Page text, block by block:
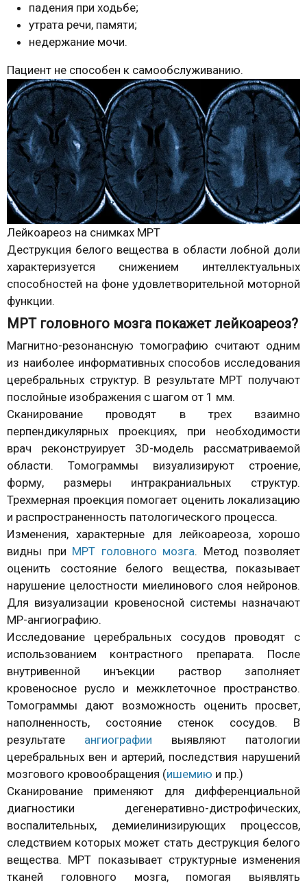
падения при ходьбе;
утрата речи, памяти;
недержание мочи.
Пациент не способен к самообслуживанию.
Лейкоареоз на снимках МРТ
Деструкция белого вещества в области лобной доли
характеризуется снижением интеллектуальных
способностей на фоне удовлетворительной моторной
функции.
МРТ головного мозга покажет лейкоареоз?
Магнитно-резонансную томографию считают одним
из наиболее информативных способов исследования
церебральных структур. В результате МРТ получают
послойные изображения с шагом от 1 мм.
Сканирование проводят в трех взаимно
перпендикулярных проекциях, при необходимости
врач реконструирует 3D-модель рассматриваемой
области. Томограммы визуализируют строение,
форму, размеры интракраниальных структур.
Трехмерная проекция помогает оценить локализацию
и распространенность патологического процесса.
Изменения, характерные для лейкоареоза, хорошо
видны при МРТ головного мозга. Метод позволяет
оценить состояние белого вещества, показывает
нарушение целостности миелинового слоя нейронов.
Для визуализации кровеносной системы назначают
МР-ангиографию.
Исследование церебральных сосудов проводят с
использованием контрастного препарата. После
внутривенной инъекции раствор заполняет
кровеносное русло и межклеточное пространство.
Томограммы дают возможность оценить просвет,
наполненность, состояние стенок сосудов. В
результате ангиографии выявляют патологии
церебральных вен и артерий, последствия нарушений
мозгового кровообращения (ишемию и пр.)
Сканирование применяют для дифференциальной
диагностики дегенеративно-дистрофических,
воспалительных, демиелинизирующих процессов,
следствием которых может стать деструкция белого
вещества. МРТ показывает структурные изменения
тканей головного мозга, помогая выявлять